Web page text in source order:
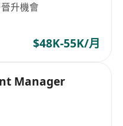
升機會
$48K-55K/月
Manager